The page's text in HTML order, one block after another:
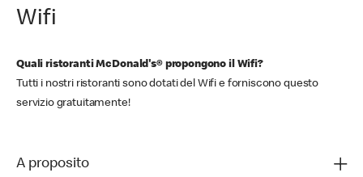
Wifi
Quali ristoranti McDonald's® propongono il Wifi?
Tutti i nostri ristoranti sono dotati del Wifi e forniscono questo
servizio gratuitamente!
A proposito